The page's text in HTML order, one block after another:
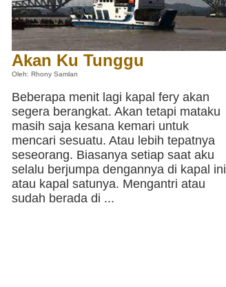
Akan Ku Tunggu
Oleh: Rhony Samlan
Beberapa menit lagi kapal fery akan
segera berangkat. Akan tetapi mataku
masih saja kesana kemari untuk
mencari sesuatu. Atau lebih tepatnya
seseorang. Biasanya setiap saat aku
selalu berjumpa dengannya di kapal ini
atau kapal satunya. Mengantri atau
sudah berada di ...